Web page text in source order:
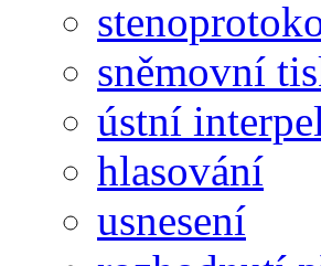
sněmovní
ústní
hlasování
usnesení